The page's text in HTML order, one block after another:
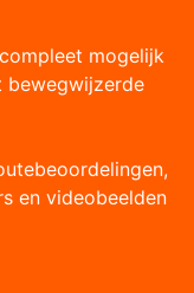
mogelijk
bewegwijzerde
en videobeelden